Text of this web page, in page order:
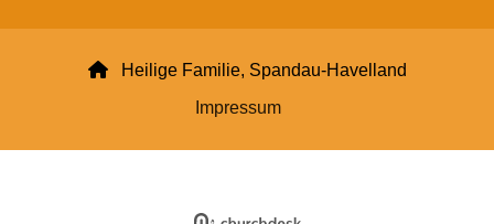
Heilige Familie, Spandau-Havelland
Impressum